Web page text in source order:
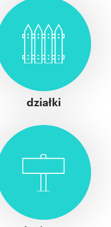
działki